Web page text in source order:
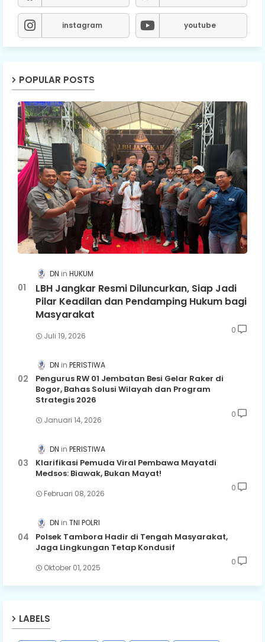
instagram youtube
POPULAR POSTS
DN HUKUM
LBH Jangkar Resmi Diluncurkan, Siap Jadi
Pilar Keadilan dan Pendamping Hukum bagi
Masyarakat
Juli 19, 2026
0
DN PERISTIWA
Pengurus RW 01 Jembatan Besi Gelar Raker di
Bogor, Bahas Solusi Wilayah dan Program
Strategis 2026
Januari 14, 2026
0
DN PERISTIWA
Klarifikasi Pemuda Viral Pembawa Mayatdi
Medsos: Biawak, Bukan Mayat!
Februari 08, 2026
0
DN TNI POLRI
Polsek Tambora Hadir di Tengah Masyarakat,
Jaga Lingkungan Tetap Kondusif
Oktober 01, 2025
0
LABELS